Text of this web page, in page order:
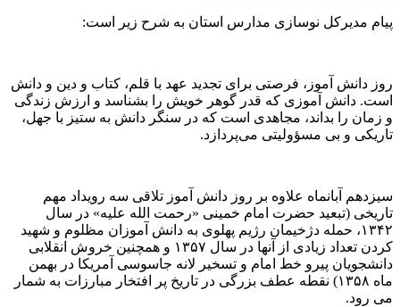
پیام مدیرکل نوسازی مدارس استان به شرح زیر است:
روز دانش آموز، فرصتی برای تجدید عهد با قلم، کتاب و دین و دانش
است. دانش آموزی که قدر گوهر خویش را بشناسد و ارزش زندگی
و زمان را بداند، مجاهدی است که در سنگر دانش به ستیز با جهل،
تاریکی و بی مسؤولیتی می‌پردازد.
سیزدهم آبانماه علاوه بر روز دانش آموز تلاقی سه رویداد مهم
تاریخی (تبعید حضرت امام خمینی «رحمت الله علیه» در سال
۱۳۴۲، حمله دژخیمان رژیم پهلوی به دانش آموزان مظلوم و شهید
کردن تعداد زیادی از آنها در سال ١٣۵٧ و همچنین خروش انقلابی
دانشجویان پیرو خط امام و تسخیر لانه جاسوسی آمریکا در بهمن
ماه ١٣۵٨) نقطه عطف بزرگی در تاریخ پر افتخار مبارزات به شمار
می رود.